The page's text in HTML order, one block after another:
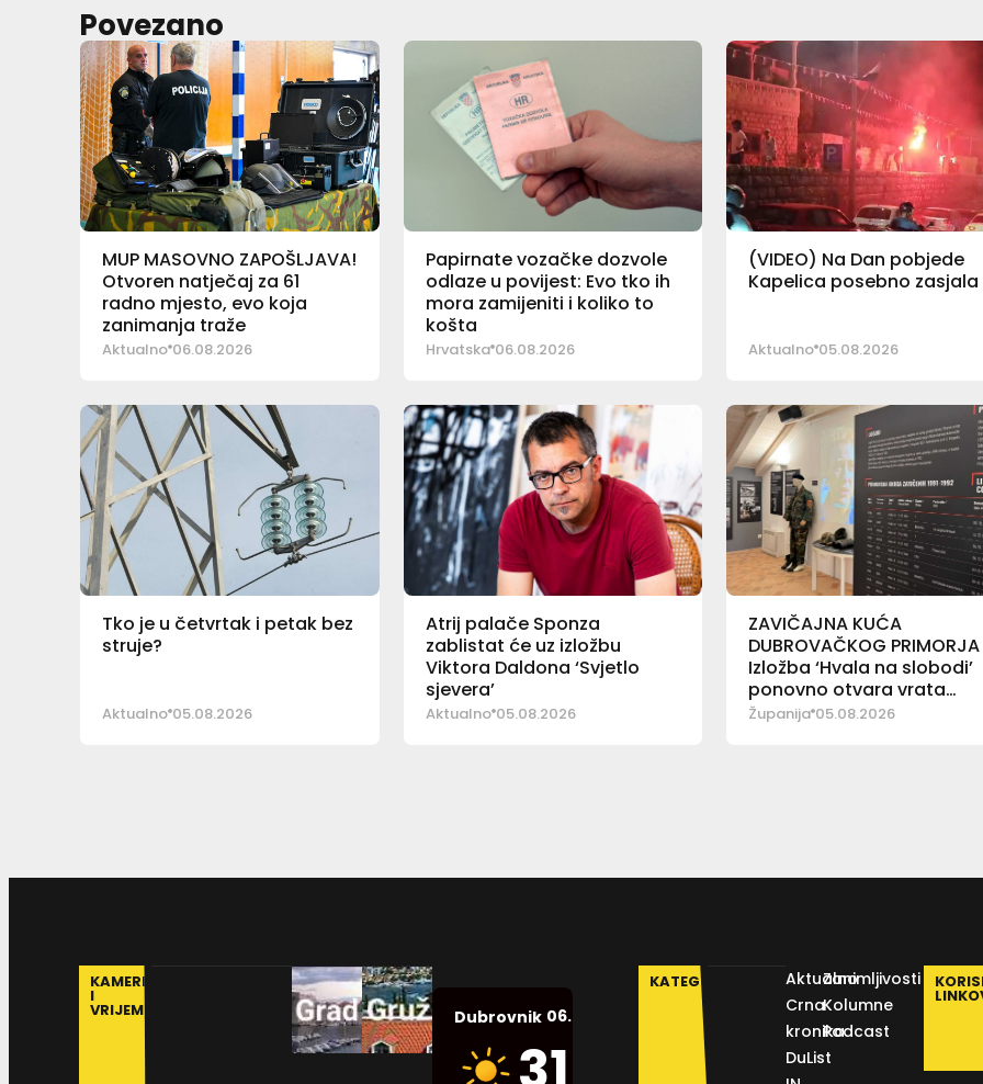
Povezano
MUP MASOVNO ZAPOŠLJAVA!
Otvoren natječaj za 61
radno mjesto, evo koja
zanimanja traže
Aktualno 06.08.2026
Papirnate vozačke dozvole
odlaze u povijest: Evo tko ih
mora zamijeniti i koliko to
košta
Hrvatska 06.08.2026
(VIDEO) Na Dan pobjede
Kapelica posebno zasjala
Aktualno 05.08.2026
Tko je u četvrtak i petak bez
struje?
Aktualno 05.08.2026
Atrij palače Sponza
zablistat će uz izložbu
Viktora Daldona ‘Svjetlo
sjevera’
Aktualno 05.08.2026
ZAVIČAJNA KUĆA
DUBROVAČKOG PRIMORJA
Izložba ‘Hvala na slobodi’
ponovno otvara vrata
posjetiteljima
Županija 05.08.2026
KAMERE
I
VRIJEME Dubrovnik 06.08.2026.
Humidity:
KATEGORIJE
Aktualno
Crna
kronika
DuList
Zanimljivosti
Kolumne
Podcast